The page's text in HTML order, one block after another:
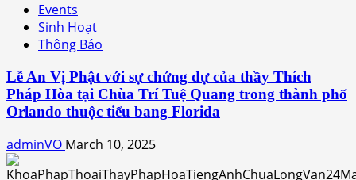
Events
Sinh Hoạt
Thông Báo
Lễ An Vị Phật với sự chứng dự của thầy Thích
Pháp Hòa tại Chùa Trí Tuệ Quang trong thành phố
Orlando thuộc tiểu bang Florida
adminVO March 10, 2025